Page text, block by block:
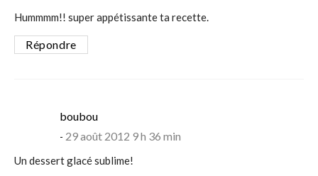
Hummmm!! super appétissante ta recette.
Répondre
boubousays:
29 août 2012 9 h 36 min
Un dessert glacé sublime!